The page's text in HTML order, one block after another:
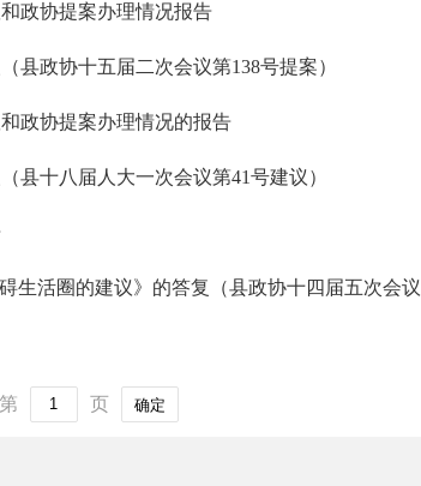
政协提案办理情况报告
县政协十五届二次会议第138号提案）
政协提案办理情况的报告
县十八届人大一次会议第41号建议）
生活圈的建议》的答复（县政协十四届五次会议
页 确定